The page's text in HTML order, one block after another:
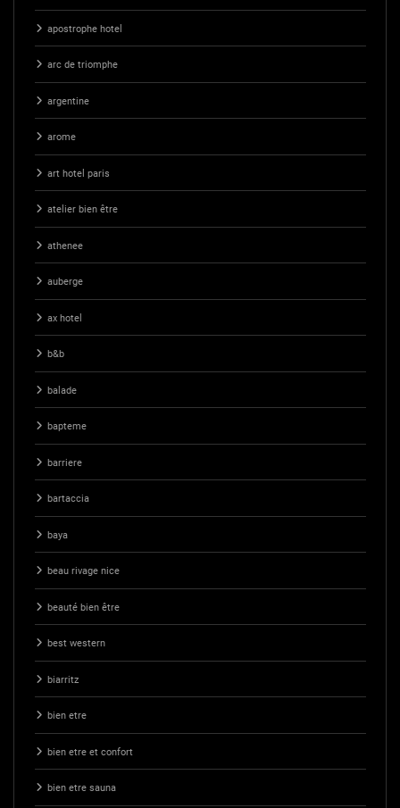
apostrophe hotel
arc de triomphe
argentine
arome
art hotel paris
atelier bien être
athenee
auberge
ax hotel
b&b
balade
bapteme
barriere
bartaccia
baya
beau rivage nice
beauté bien être
best western
biarritz
bien etre
bien etre et confort
bien etre sauna